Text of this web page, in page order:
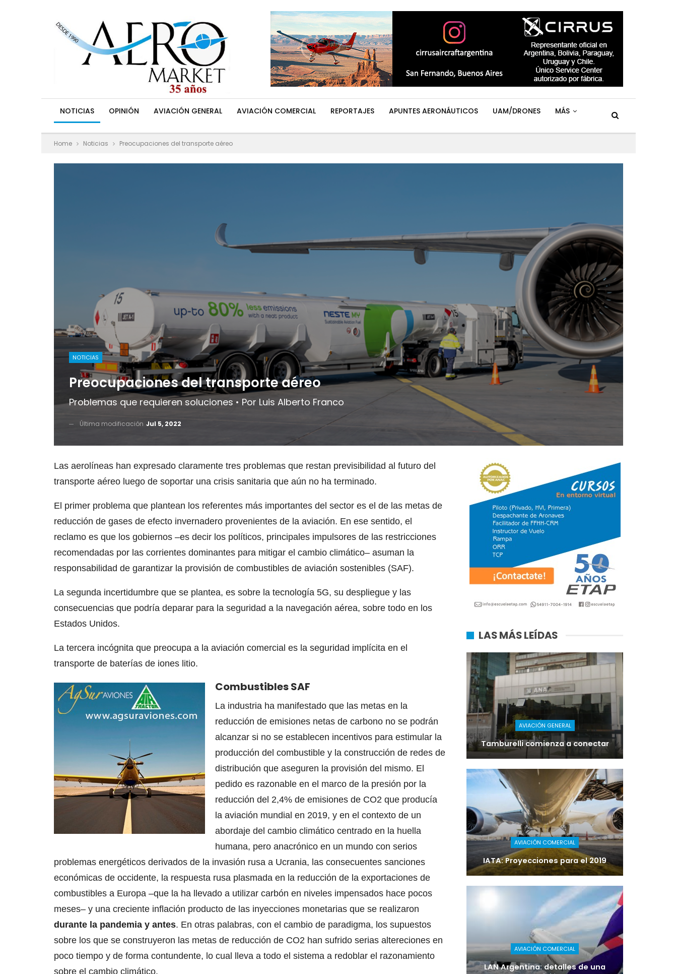
NOTICIAS OPINIÓN AVIACIÓN GENERAL AVIACIÓN COMERCIAL REPORTAJES APUNTES AERONÁUTICOS UAM/DRONES MÁS
Home Noticias Preocupaciones del transporte aéreo
NOTICIAS
Preocupaciones del transporte aéreo
Problemas que requieren soluciones • Por Luis Alberto Franco
Última modificación Jul 5, 2022
Las aerolíneas han expresado claramente tres problemas que restan previsibilidad al futuro del
transporte aéreo luego de soportar una crisis sanitaria que aún no ha terminado.
El primer problema que plantean los referentes más importantes del sector es el de las metas de
reducción de gases de efecto invernadero provenientes de la aviación. En ese sentido, el
reclamo es que los gobiernos –es decir los políticos, principales impulsores de las restricciones
recomendadas por las corrientes dominantes para mitigar el cambio climático– asuman la
responsabilidad de garantizar la provisión de combustibles de aviación sostenibles (SAF).
La segunda incertidumbre que se plantea, es sobre la tecnología 5G, su despliegue y las
consecuencias que podría deparar para la seguridad a la navegación aérea, sobre todo en los
Estados Unidos.
La tercera incógnita que preocupa a la aviación comercial es la seguridad implícita en el
transporte de baterías de iones litio.
Combustibles SAF
La industria ha manifestado que las metas en la
reducción de emisiones netas de carbono no se podrán
alcanzar si no se establecen incentivos para estimular la
producción del combustible y la construcción de redes de
distribución que aseguren la provisión del mismo. El
pedido es razonable en el marco de la presión por la
reducción del 2,4% de emisiones de CO2 que producía
la aviación mundial en 2019, y en el contexto de un
abordaje del cambio climático centrado en la huella
humana, pero anacrónico en un mundo con serios
problemas energéticos derivados de la invasión rusa a Ucrania, las consecuentes sanciones
económicas de occidente, la respuesta rusa plasmada en la reducción de la exportaciones de
combustibles a Europa –que la ha llevado a utilizar carbón en niveles impensados hace pocos
meses– y una creciente inflación producto de las inyecciones monetarias que se realizaron
durante la pandemia y antes. En otras palabras, con el cambio de paradigma, los supuestos
sobre los que se construyeron las metas de reducción de CO2 han sufrido serias altereciones en
poco tiempo y de forma contundente, lo cual lleva a todo el sistema a redoblar el razonamiento
sobre el cambio climático.
LAS MÁS LEÍDAS
AVIACIÓN GENERAL
Tamburelli comienza a conectar
AVIACIÓN COMERCIAL
IATA: Proyecciones para el 2019
AVIACIÓN COMERCIAL
LAN Argentina: detalles de una